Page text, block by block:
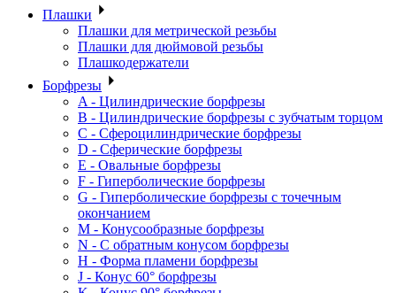
Плашки
Плашки для метрической резьбы
Плашки для дюймовой резьбы
Плашкодержатели
Борфрезы
A - Цилиндрические борфрезы
B - Цилиндрические борфрезы с зубчатым торцом
C - Сфероцилиндрические борфрезы
D - Сферические борфрезы
E - Овальные борфрезы
F - Гиперболические борфрезы
G - Гиперболические борфрезы с точечным
окончанием
M - Конусообразные борфрезы
N - С обратным конусом борфрезы
H - Форма пламени борфрезы
J - Конус 60° борфрезы